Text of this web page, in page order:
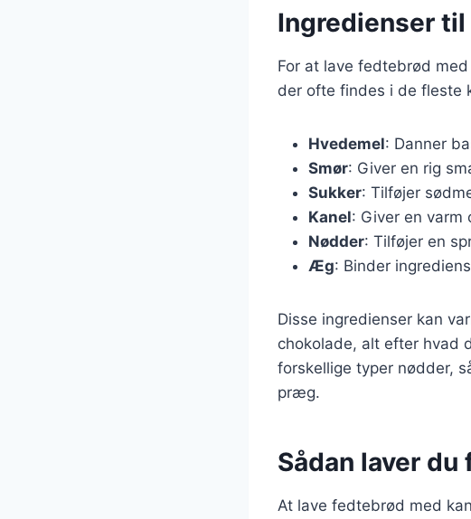
Ingredienser
For at lave fedtebrød
der ofte findes i de fleste
Hvedemel: Danner
Smør: Giver en rig
Sukker: Tilføjer
Kanel: Giver en varm
Nødder: Tilføjer en
Æg: Binder
Disse ingredienser kan
chokolade, alt efter hvad
forskellige typer nødder,
præg.
Sådan laver
At lave fedtebrød med